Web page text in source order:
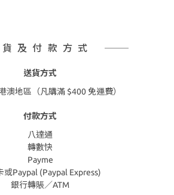
及付款方式
送貨方式
澳地區（凡購滿 $400 免運費）
付款方式
八達通
轉數快
Payme
或Paypal (Paypal Express)
銀行轉賬／ATM